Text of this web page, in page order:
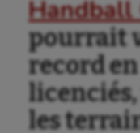
Handball
pourrait
record
les